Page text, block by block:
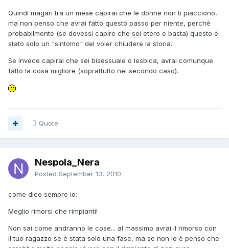
Quindi magari tra un mese capirai che le donne non ti piacciono,
ma non penso che avrai fatto questo passo per niente, perchè
probabilmente (se dovessi capire che sei etero e basta) questo è
stato solo un "sintomo" del voler chiudere la storia.
Se invece capirai che sei bisessuale o lesbica, avrai comunque
fatto la cosa migliore (soprattutto nel secondo caso).
Quote
Nespola_Nera
Posted September 13, 2010
come dico sempre io:
Meglio rimorsi che rimpianti!
Non sai come andranno le cose... al massimo avrai il rimorso con
il tuo ragazzo se è stata solo una fase, ma se non lo è penso che